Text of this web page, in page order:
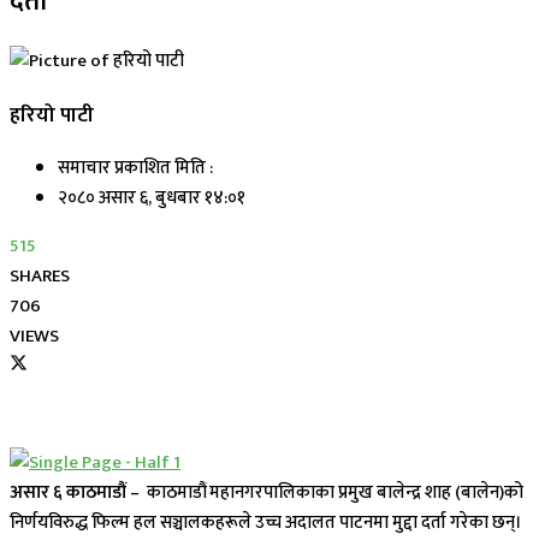
हरियो पाटी
समाचार प्रकाशित मिति :
२०८० असार ६, बुधबार १४:०१
515
SHARES
706
VIEWS
असार ६ काठमाडौं – काठमाडौं महानगरपालिकाका प्रमुख बालेन्द्र शाह (बालेन)को
निर्णयविरुद्ध फिल्म हल सञ्चालकहरूले उच्च अदालत पाटनमा मुद्दा दर्ता गरेका छन्।